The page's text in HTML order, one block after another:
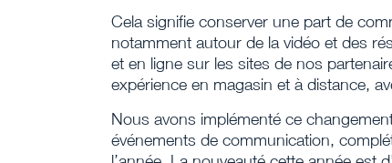
Cela signifie conserver une part de
notamment autour de la vidéo et des
et en ligne sur les sites de nos
expérience en magasin et à distance,
Nous avons implémenté ce
événements de communication,